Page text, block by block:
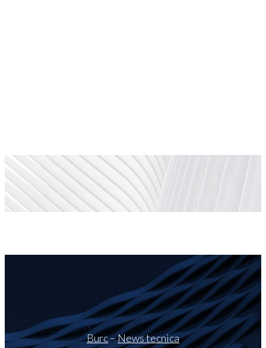
Burc–News tecnica